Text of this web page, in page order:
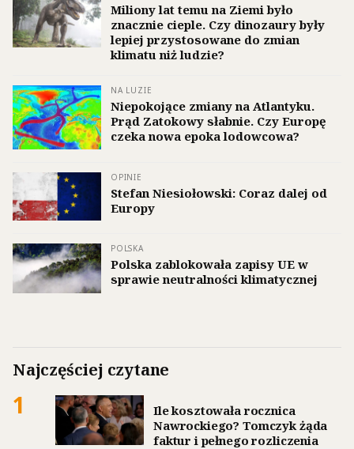
Miliony lat temu na Ziemi było
znacznie cieple. Czy dinozaury były
lepiej przystosowane do zmian
klimatu niż ludzie?
NA LUZIE
Niepokojące zmiany na Atlantyku.
Prąd Zatokowy słabnie. Czy Europę
czeka nowa epoka lodowcowa?
OPINIE
Stefan Niesiołowski: Coraz dalej od
Europy
POLSKA
Polska zablokowała zapisy UE w
sprawie neutralności klimatycznej
Najczęściej czytane
1
Ile kosztowała rocznica
Nawrockiego? Tomczyk żąda
faktur i pełnego rozliczenia